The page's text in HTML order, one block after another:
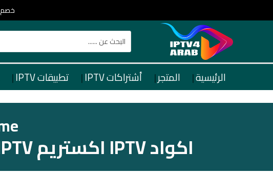
خصم 20% علي جميع الاشتراكات كوبون الخصم ( IPTV20 )
الرئيسية المتجر أشتراكات IPTV تطبيقات IPTV
اكواد IPTV اكستريم XTREAM CODES IPTV تعمل دائمة 11/12/2018